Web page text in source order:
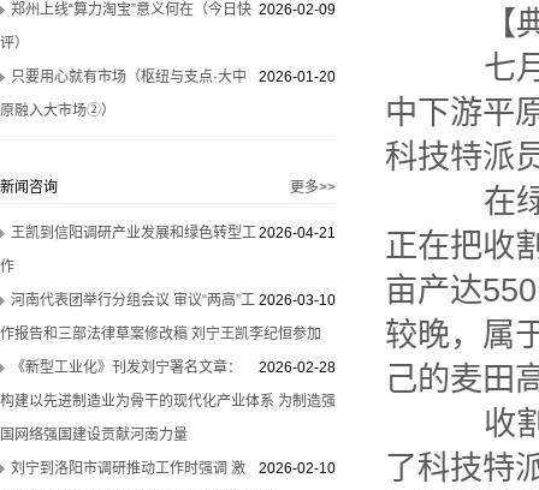
2026-02-09
郑州上线“算力淘宝”意义何在（今日快
评）
2026-01-20
只要用心就有市场（枢纽与支点·大中
原融入大市场②）
更多>>
新闻咨询
2026-04-21
王凯到信阳调研产业发展和绿色转型工
作
2026-03-10
河南代表团举行分组会议 审议“两高”工
作报告和三部法律草案修改稿 刘宁王凯李纪恒参加
2026-02-28
《新型工业化》刊发刘宁署名文章：
构建以先进制造业为骨干的现代化产业体系 为制造强
国网络强国建设贡献河南力量
2026-02-10
刘宁到洛阳市调研推动工作时强调 激
【典
七月
中下游平
科技特派
在绿
正在把收
亩产达
较晚，属
己的麦田
收割
了科技特